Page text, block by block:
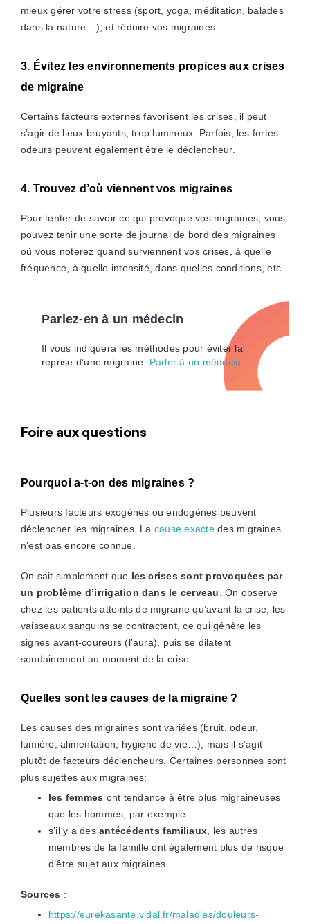
mieux gérer votre stress (sport, yoga, méditation, balades
dans la nature…), et réduire vos migraines.
3. Évitez les environnements propices aux crises
de migraine
Certains facteurs externes favorisent les crises, il peut
s’agir de lieux bruyants, trop lumineux. Parfois, les fortes
odeurs peuvent également être le déclencheur.
4. Trouvez d’où viennent vos migraines
Pour tenter de savoir ce qui provoque vos migraines, vous
pouvez tenir une sorte de journal de bord des migraines
où vous noterez quand surviennent vos crises, à quelle
fréquence, à quelle intensité, dans quelles conditions, etc.
Parlez-en à un médecin
Il vous indiquera les méthodes pour éviter la
reprise d’une migraine. Parler à un médecin
Foire aux questions
Pourquoi a-t-on des migraines ?
Plusieurs facteurs exogènes ou endogènes peuvent
déclencher les migraines. La cause exactedes migraines
n’est pas encore connue.
On sait simplement que les crises sont provoquées par
un problème d’irrigation dans le cerveau. On observe
chez les patients atteints de migraine qu’avant la crise, les
vaisseaux sanguins se contractent, ce qui génère les
signes avant-coureurs (l’aura), puis se dilatent
soudainement au moment de la crise.
Quelles sont les causes de la migraine ?
Les causes des migraines sont variées (bruit, odeur,
lumière, alimentation, hygiène de vie…), mais il s’agit
plutôt de facteurs déclencheurs. Certaines personnes sont
plus sujettes aux migraines:
les femmes ont tendance à être plus migraineuses
que les hommes, par exemple.
s’il y a desantécédents familiaux, les autres
membres de la famille ont également plus de risque
d’être sujet aux migraines.
Sources :
https://eurekasante.vidal.fr/maladies/douleurs-